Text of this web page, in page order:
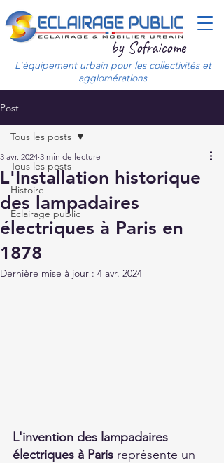
by Sofraicome
L'équipement urbain pour les collectivités et
agglomérations
Post
Tous les posts
Histoire
Éclairage public
Tous les posts
L'Installation historique
des lampadaires
électriques à Paris en
1878
3 avr. 2024 3 min de lecture
Dernière mise à jour : 4 avr. 2024
L'invention des lampadaires
électriques à Paris représente un